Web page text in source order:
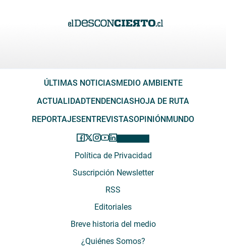
ÚLTIMAS NOTICIASMEDIO AMBIENTE
ACTUALIDADTENDENCIASHOJA DE RUTA
REPORTAJESENTREVISTASOPINIÓNMUNDO
Política de Privacidad
Suscripción Newsletter
RSS
Editoriales
Breve historia del medio
¿Quiénes Somos?